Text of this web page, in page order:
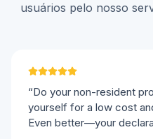
usuários pelo nosso
“Do your non-resident
yourself for a low cost
Even better—your